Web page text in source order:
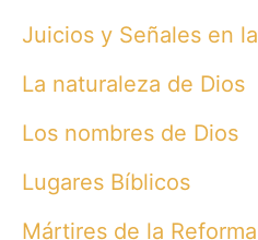
Juicios y Señales en
La naturaleza de Dios
Los nombres de Dios
Lugares Bíblicos
Mártires de la